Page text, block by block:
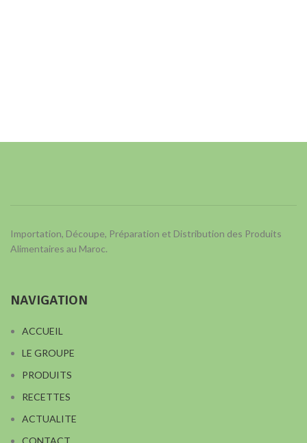
Importation, Découpe, Préparation et Distribution des Produits
Alimentaires au Maroc.
NAVIGATION
ACCUEIL
LE GROUPE
PRODUITS
RECETTES
ACTUALITE
CONTACT